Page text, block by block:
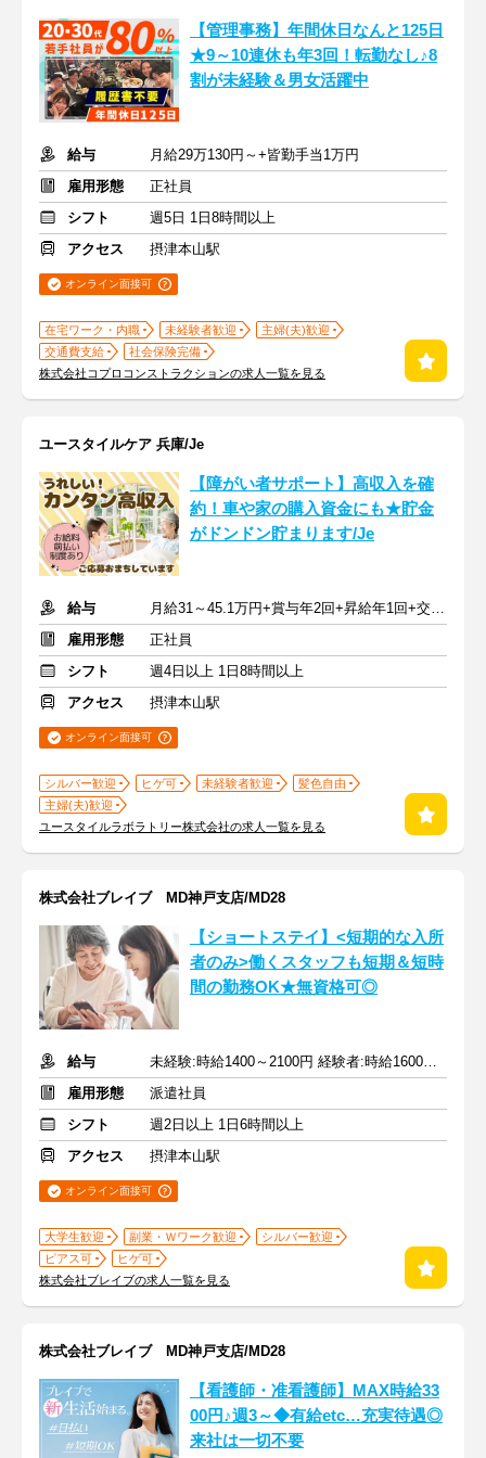
【管理事務】年間休日なんと125日
★9～10連休も年3回！転勤なし♪8
割が未経験＆男女活躍中
給与
月給29万130円～+皆勤手当1万円
雇用形態
正社員
シフト
週5日 1日8時間以上
アクセス
摂津本山駅
オンライン面接可
在宅ワーク・内職 未経験者歓迎
主婦(夫)歓迎
交通費支給
社会保険完備
株式会社コプロコンストラクションの求人一覧を見る
ユースタイルケア 兵庫/Je
【障がい者サポート】高収入を確
約！車や家の購入資金にも★貯金
がドンドン貯まります/Je
給与
月給31～45.1万円+賞与年2回+昇給年1回+交通費全額
雇用形態
正社員
シフト
週4日以上 1日8時間以上
アクセス
摂津本山駅
オンライン面接可
シルバー歓迎 ヒゲ可 未経験者歓迎
髪色自由
主婦(夫)歓迎
ユースタイルラボラトリー株式会社の求人一覧を見る
株式会社ブレイブ MD神戸支店/MD28
【ショートステイ】<短期的な入所
者のみ>働くスタッフも短期＆短時
間の勤務OK★無資格可◎
給与
未経験:時給1400～2100円 経験者:時給1600～2400円+交通費全額
雇用形態
派遣社員
シフト
週2日以上 1日6時間以上
アクセス
摂津本山駅
オンライン面接可
大学生歓迎 副業・Ｗワーク歓迎
シルバー歓迎
ピアス可
ヒゲ可
株式会社ブレイブの求人一覧を見る
株式会社ブレイブ MD神戸支店/MD28
【看護師・准看護師】MAX時給33
00円♪週3～◆有給etc…充実待遇◎
来社は一切不要